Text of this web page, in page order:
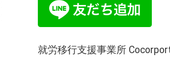
就労移行支援事業所